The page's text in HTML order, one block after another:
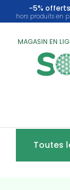
-5%
hors produits en
MAGASIN EN
Toutes